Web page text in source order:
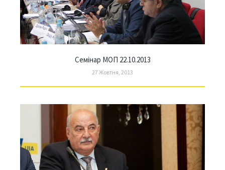
Семінар МОП 22.10.2013
27 Жовтня, 2013